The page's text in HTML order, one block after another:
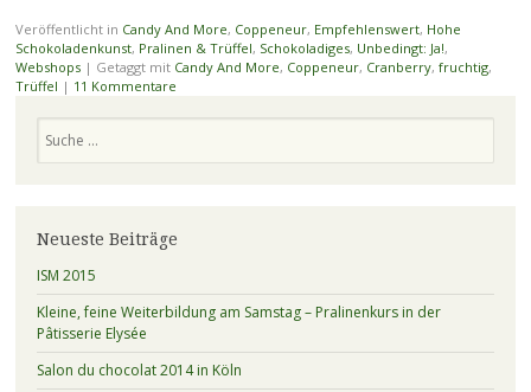
Veröffentlicht in Candy And More, Coppeneur, Empfehlenswert, Hohe
Schokoladenkunst, Pralinen & Trüffel, Schokoladiges, Unbedingt: Ja!,
Webshops | Getaggt mit Candy And More, Coppeneur, Cranberry, fruchtig,
Trüffel | 11 Kommentare
Neueste Beiträge
ISM 2015
Kleine, feine Weiterbildung am Samstag – Pralinenkurs in der
Pâtisserie Elysée
Salon du chocolat 2014 in Köln